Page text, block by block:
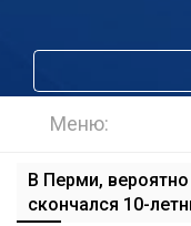
Меню:
В Перми, вероятно
скончался 10-